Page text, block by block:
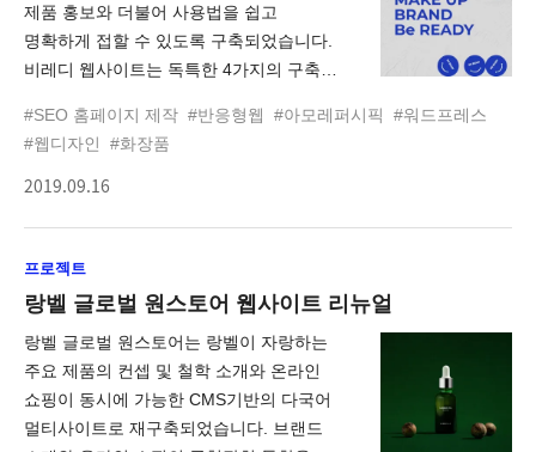
제품 홍보와 더불어 사용법을 쉽고
명확하게 접할 수 있도록 구축되었습니다.
비레디 웹사이트는 독특한 4가지의 구축
런칭되는 비레디 브랜드 아이덴티티를
효과적으로 인지할 수 있도록 '스토리'와
'스토어' 페이지에서 스마일 심볼
비레디만의 브랜딩 요소를 명확하게
전달하였습니다. 셋째, Z세대를 위한 SNS
페이지로 누구나 쉽게 메이크업을 접할 수
있도록 하였고. 넷째, 메이크업 초보자를
위해 'ChatBot UI'를 활용한 나만의
컬러찾기 콘텐츠를 구성하여 남성 및
#SEO 홈페이지 제작 #반응형웹 #아모레퍼시픽
#워드프레스
#웹디자인
#화장품
2019.09.16
프로젝트
랑벨 글로벌 원스토어 웹사이트 리뉴얼
랑벨 글로벌 원스토어는 랑벨이 자랑하는
주요 제품의 컨셉 및 철학 소개와 온라인
쇼핑이 동시에 가능한 CMS기반의 다국어
멀티사이트로 재구축되었습니다. 브랜드